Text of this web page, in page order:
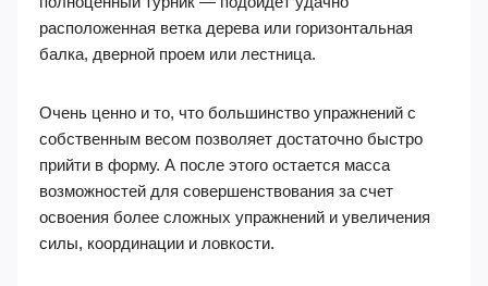
расположенная ветка дерева или горизонтальная
балка, дверной проем или лестница.
Очень ценно и то, что большинство упражнений с
собственным весом позволяет достаточно быстро
прийти в форму. А после этого остается масса
возможностей для совершенствования за счет
освоения более сложных упражнений и увеличения
силы, координации и ловкости.